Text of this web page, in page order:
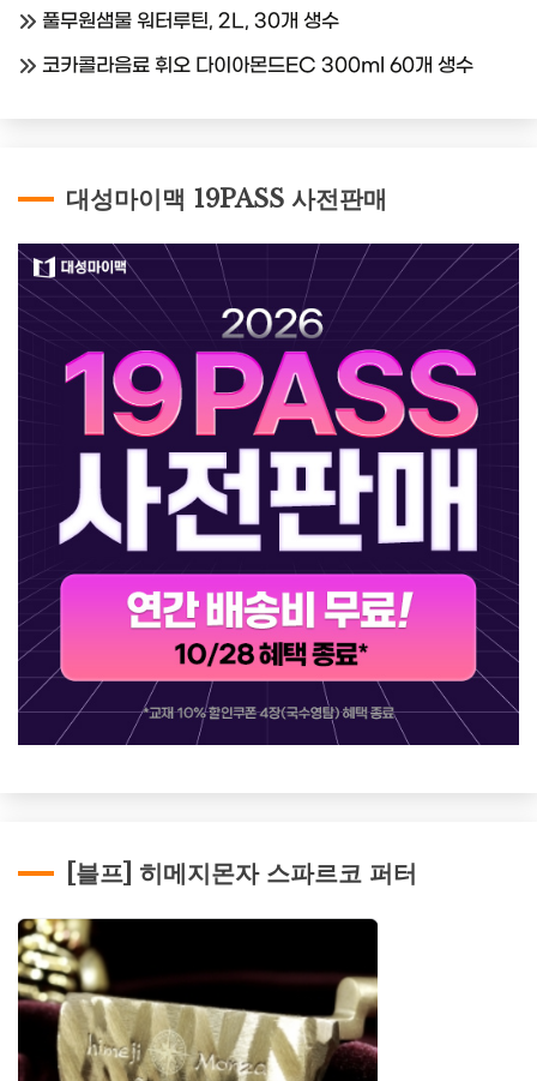
풀무원샘물 워터루틴, 2L, 30개 생수
코카콜라음료 휘오 다이아몬드EC 300ml 60개 생수
대성마이맥 19PASS 사전판매
[블프] 히메지몬자 스파르코 퍼터